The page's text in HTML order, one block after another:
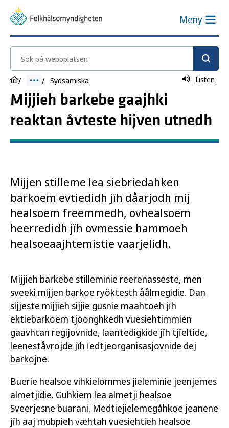
Meny
Sök på webbplatsen
Sydsamiska Listen
Mijjieh barkebe gaajhki
reaktan åvteste hijven utnedh
Mijjen stilleme lea siebriedahken
barkoem evtiedidh jïh dåarjodh mij
healsoem freemmedh, ovhealsoem
heerredidh jïh ovmessie hammoeh
healsoeaajhtemistie vaarjelidh.
Mijjieh barkebe stilleminie reerenasseste, men
sveeki mijjen barkoe ryöktesth åålmegidie. Dan
sijjeste mijjieh sijjie gusnie maahtoeh jïh
ektiebarkoem tjöönghkedh vuesiehtimmien
gaavhtan regijovnide, laantedigkide jïh tjïeltide,
leeneståvrojde jïh ïedtjeorganisasjovnide dej
barkojne.
Buerie healsoe vihkielommes jieleminie jeenjemes
almetjidie. Guhkiem lea almetji healsoe
Sveerjesne buarani. Medtiejielemegåhkoe jeanene
jïh aaj mubpieh væhtah vuesiehtieh healsoe